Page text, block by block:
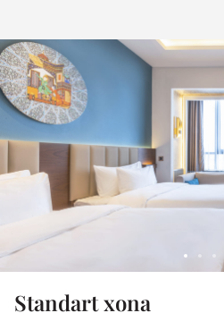
Standart xona